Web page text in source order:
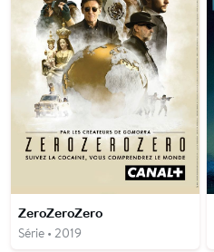
ZeroZeroZero
Série • 2019